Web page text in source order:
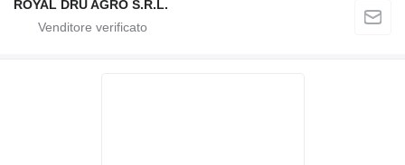
ROYAL DRU AGRO S.R.L.